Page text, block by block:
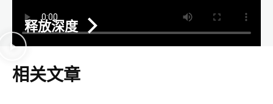
释放深度
相关文章